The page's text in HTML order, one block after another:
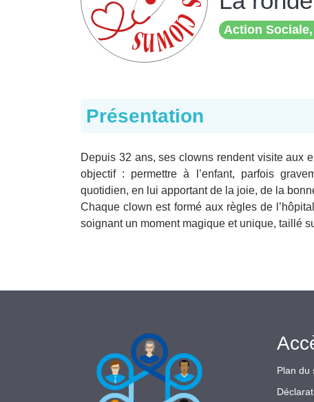
Action
Présentation
Depuis 32 ans, ses clowns rendent visite aux
objectif : permettre à l’enfant, parfois
quotidien, en lui apportant de la joie, de la
Chaque clown est formé aux règles de
soignant un moment magique et unique, taillé
Plan du